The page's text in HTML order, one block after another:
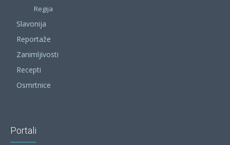
Regija
Slavonija
Reportaže
Zanimljivosti
Recepti
Osmrtnice
Portali